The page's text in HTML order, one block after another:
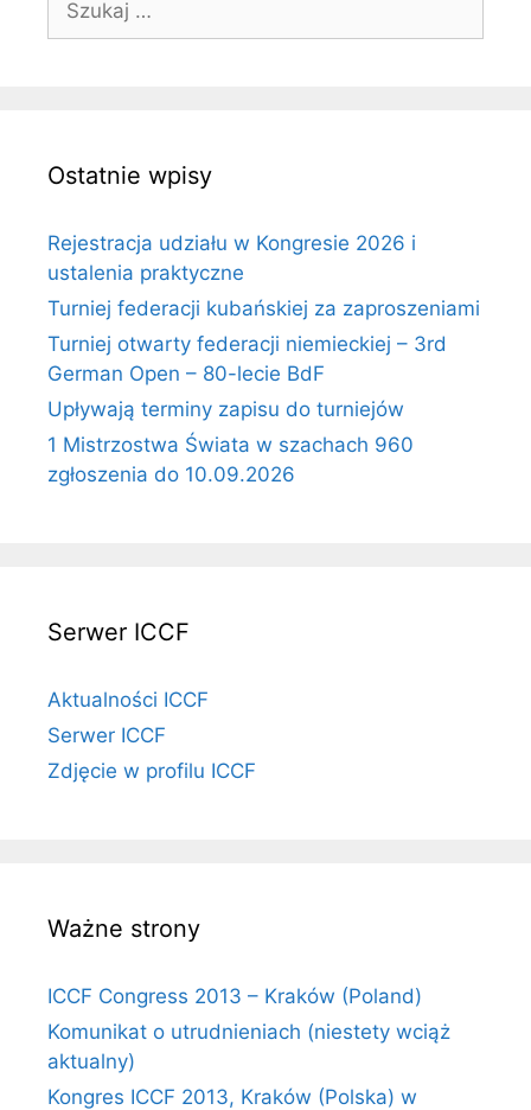
Ostatnie wpisy
Rejestracja udziału w Kongresie 2026 i
ustalenia praktyczne
Turniej federacji kubańskiej za zaproszeniami
Turniej otwarty federacji niemieckiej – 3rd
German Open – 80-lecie BdF
Upływają terminy zapisu do turniejów
1 Mistrzostwa Świata w szachach 960
zgłoszenia do 10.09.2026
Serwer ICCF
Aktualności ICCF
Serwer ICCF
Zdjęcie w profilu ICCF
Ważne strony
ICCF Congress 2013 – Kraków (Poland)
Komunikat o utrudnieniach (niestety wciąż
aktualny)
Kongres ICCF 2013, Kraków (Polska) w